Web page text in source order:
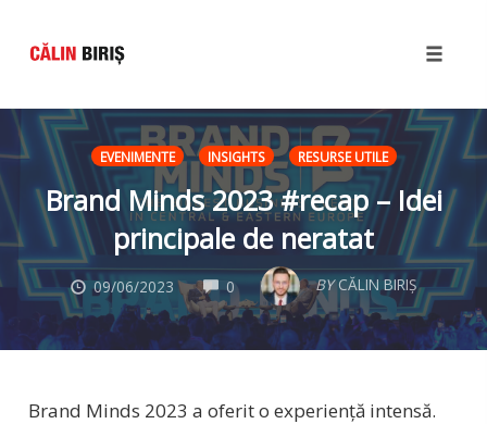
Skip
content
EVENIMENTE INSIGHTS RESURSE UTILE
Brand Minds 2023 #recap – Idei
principale de neratat
09/06/2023 0COMMENTSBY CĂLIN BIRIȘ
Brand Minds 2023 a oferit o experiență intensă.